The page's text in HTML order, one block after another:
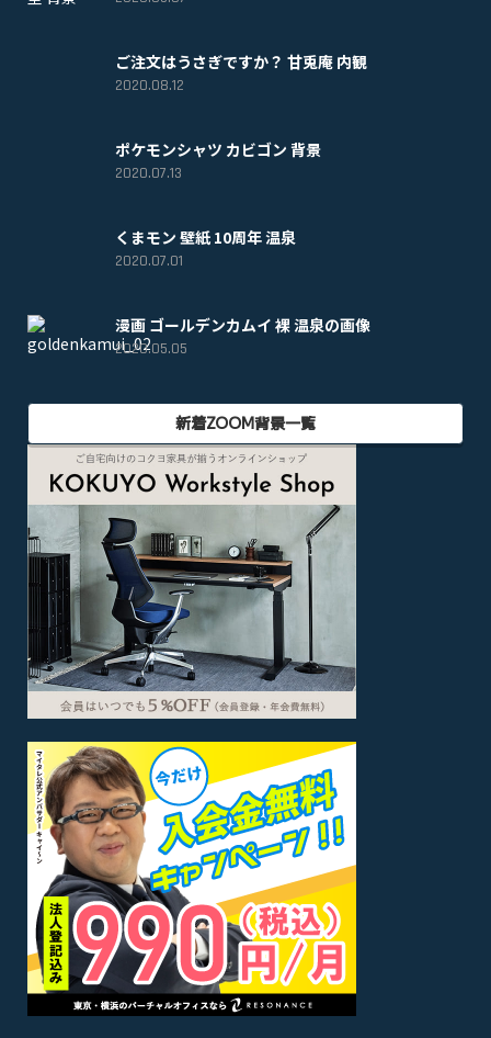
ご注文はうさぎですか？ 甘兎庵 内観
2020.08.12
ポケモンシャツ カビゴン 背景
2020.07.13
くまモン 壁紙 10周年 温泉
2020.07.01
漫画 ゴールデンカムイ 裸 温泉の画像
2020.05.05
新着ZOOM背景一覧